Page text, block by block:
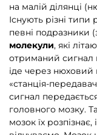
на малій ділянці
Існують різні
певні подразники
молекули, які
отриманий сигнал
іде через нюховий
«станція-
сигнал
головного мозку.
мозок їх